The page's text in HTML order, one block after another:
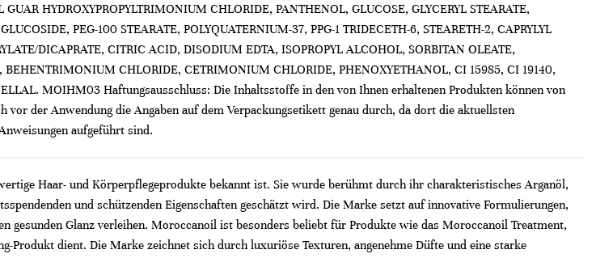
HYDROXYPROPYLTRIMONIUM CHLORIDE, PANTHENOL, GLUCOSE, GLYCERYL STEARATE,
PEG-100 STEARATE, POLYQUATERNIUM-37, PPG-1 TRIDECETH-6, STEARETH-2, CAPRYLYL
DICAPRATE, CITRIC ACID, DISODIUM EDTA, ISOPROPYL ALCOHOL, SORBITAN OLEATE,
CHLORIDE, CETRIMONIUM CHLORIDE, PHENOXYETHANOL, CI 15985, CI 19140,
MOIHM03 Haftungsausschluss: Die Inhaltsstoffe in den von Ihnen erhaltenen Produkten können von
vor der Anwendung die Angaben auf dem Verpackungsetikett genau durch, da dort die aktuellsten
aufgeführt sind.
Haar- und Körperpflegeprodukte bekannt ist. Sie wurde berühmt durch ihr charakteristisches Arganöl,
und schützenden Eigenschaften geschätzt wird. Die Marke setzt auf innovative Formulierungen,
gesunden Glanz verleihen. Moroccanoil ist besonders beliebt für Produkte wie das Moroccanoil Treatment,
Produkt dient. Die Marke zeichnet sich durch luxuriöse Texturen, angenehme Düfte und eine starke